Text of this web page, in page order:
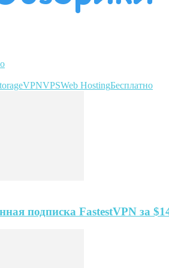
VPNVPSWeb HostingБесплатно
подписка FastestVPN за